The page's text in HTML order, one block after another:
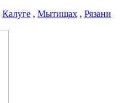
Калуге , Мытищах , Рязани